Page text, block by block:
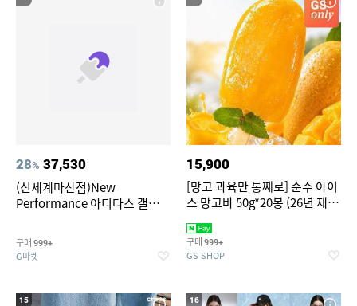
28% 37,530
(신세계마산점)New
Performance 아디다스 갤럭시
구매 999+
G마켓
15,900
[망고 과육만 통째로] 순수 아이
스 망고바 50g*20봉 (26년 제
구매 999+
GS SHOP
15 16